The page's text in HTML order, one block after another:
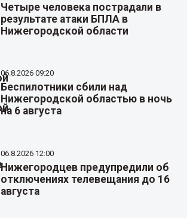
Четыре человека пострадали в
результате атаки БПЛА в
Нижегородской области
06.8.2026 09:20
Беспилотники сбили над
Нижегородской областью в ночь
на 6 августа
06.8.2026 12:00
Нижегородцев предупредили об
отключениях телевещания до 16
августа